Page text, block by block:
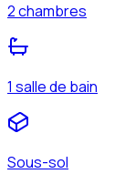
2 chambres
1 salle de bain
Sous-sol